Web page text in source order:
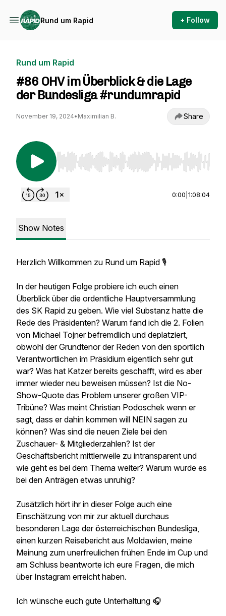
Rund um Rapid + Follow
Rund um Rapid
#86 OHV im Überblick & die Lage
der Bundesliga #rundumrapid
November 19, 2024• Maximilian B. Share
Use Left/Right to seek, Home/End to jump to
0:00 1:08:04
Show Notes
Herzlich Willkommen zu Rund um Rapid 🎙
In der heutigen Folge probiere ich euch einen
Überblick über die ordentliche Hauptversammlung
des SK Rapid zu geben. Wie viel Substanz hatte die
Rede des Präsidenten? Warum fand ich die 2. Folien
von Michael Tojner befremdlich und deplatziert,
obwohl der Grundtenor der Reden von den sportlich
Verantwortlichen im Präsidium eigentlich sehr gut
war? Was hat Katzer bereits geschafft, wird es aber
immer wieder neu beweisen müssen? Ist die No-
Show-Quote das Problem unserer großen VIP-
Tribüne? Was meint Christian Podoschek wenn er
sagt, dass er dahin kommen will NEIN sagen zu
können? Was sind die neuen Ziele bei den
Zuschauer- & Mitgliederzahlen? Ist der
Geschäftsbericht mittlerweile zu intransparent und
wie geht es bei dem Thema weiter? Warum wurde es
bei den Anträgen etwas unruhig?
Zusätzlich hört ihr in dieser Folge auch eine
Einschätzung von mir zur aktuell durchaus
besonderen Lage der österreichischen Bundesliga,
einen kurzen Reisebericht aus Moldawien, meine
Meinung zum unerfreulichen frühen Ende im Cup und
am Schluss beantworte ich eure Fragen, die mich
über Instagram erreicht haben.
Ich wünsche euch gute Unterhaltung 🎧